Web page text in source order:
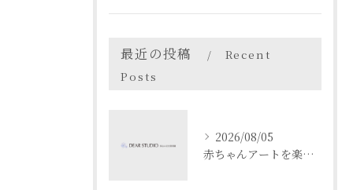
最近の投稿
Recent
Posts
2026/08/05
赤ちゃんアートを楽しむ愛知県名古屋市瀬戸市でベビーフォト体験ガイド